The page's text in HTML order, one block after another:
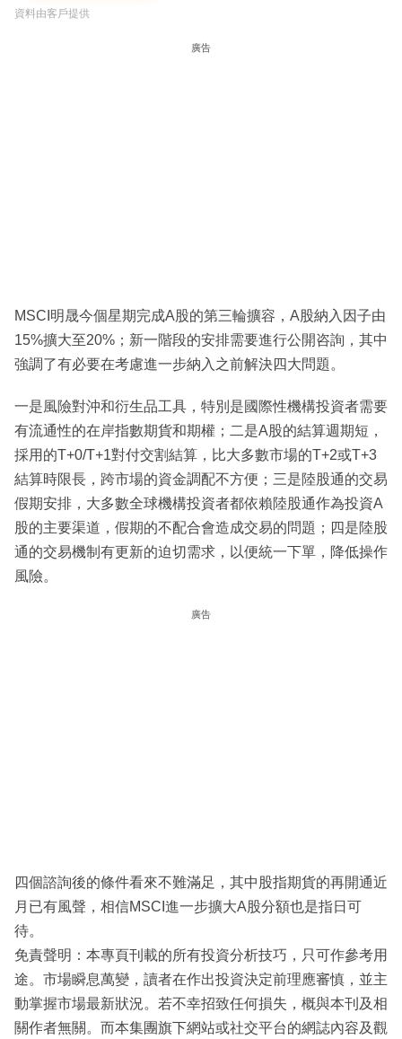
資料由客戶提供
廣告
MSCI明晟今個星期完成A股的第三輪擴容，A股納入因子由
15%擴大至20%；新一階段的安排需要進行公開咨詢，其中
強調了有必要在考慮進一步納入之前解決四大問題。
一是風險對沖和衍生品工具，特別是國際性機構投資者需要
有流通性的在岸指數期貨和期權；二是A股的結算週期短，
採用的T+0/T+1對付交割結算，比大多數市場的T+2或T+3
結算時限長，跨市場的資金調配不方便；三是陸股通的交易
假期安排，大多數全球機構投資者都依賴陸股通作為投資A
股的主要渠道，假期的不配合會造成交易的問題；四是陸股
通的交易機制有更新的迫切需求，以便統一下單，降低操作
風險。
廣告
四個諮詢後的條件看來不難滿足，其中股指期貨的再開通近
月已有風聲，相信MSCI進一步擴大A股分額也是指日可
待。
免責聲明：本專頁刊載的所有投資分析技巧，只可作參考用
途。市場瞬息萬變，讀者在作出投資決定前理應審慎，並主
動掌握市場最新狀況。若不幸招致任何損失，概與本刊及相
關作者無關。而本集團旗下網站或社交平台的網誌內容及觀